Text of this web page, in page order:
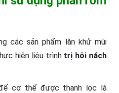
các sản phẩm lăn khử mùi
hiện liệu trình trị hôi nách
cơ thể được thanh lọc là